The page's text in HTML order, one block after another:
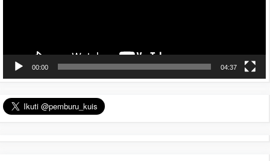
00:00 04:37